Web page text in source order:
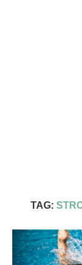
TAG: